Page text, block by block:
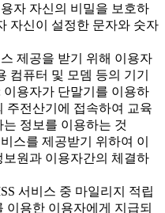
자 자신의 비밀을 보호하
자신이 설정한 문자와 숫자
제공을 받기 위해 이용자
컴퓨터 및 모뎀 등의 기기
용자가 단말기를 이용하
주전산기에 접속하여 교육
정보를 이용하는 것
스를 제공받기 위하여 이
보원과 이용자간의 체결하
서비스 중 마일리지 적립
이용한 이용자에게 지급되